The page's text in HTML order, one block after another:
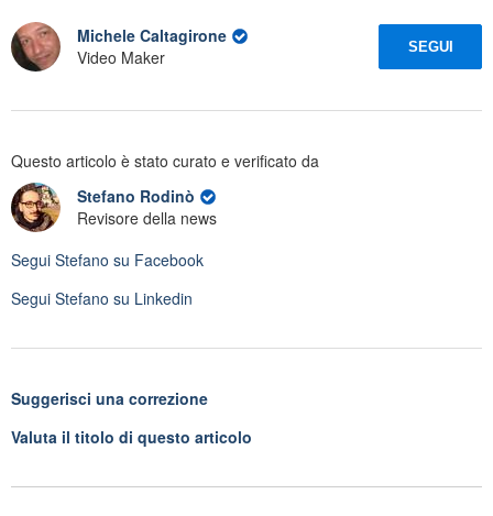
Michele Caltagirone
Video Maker
SEGUI
Questo articolo è stato curato e verificato da
Stefano Rodinò
Revisore della news
Segui Stefano su Facebook
Segui Stefano su Linkedin
Suggerisci una correzione
Valuta il titolo di questo articolo